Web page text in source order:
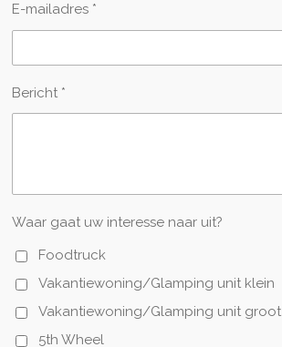
E-mailadres *
Bericht *
Waar gaat uw interesse naar uit?
Foodtruck
Vakantiewoning/Glamping unit klein
Vakantiewoning/Glamping unit groot
5th Wheel